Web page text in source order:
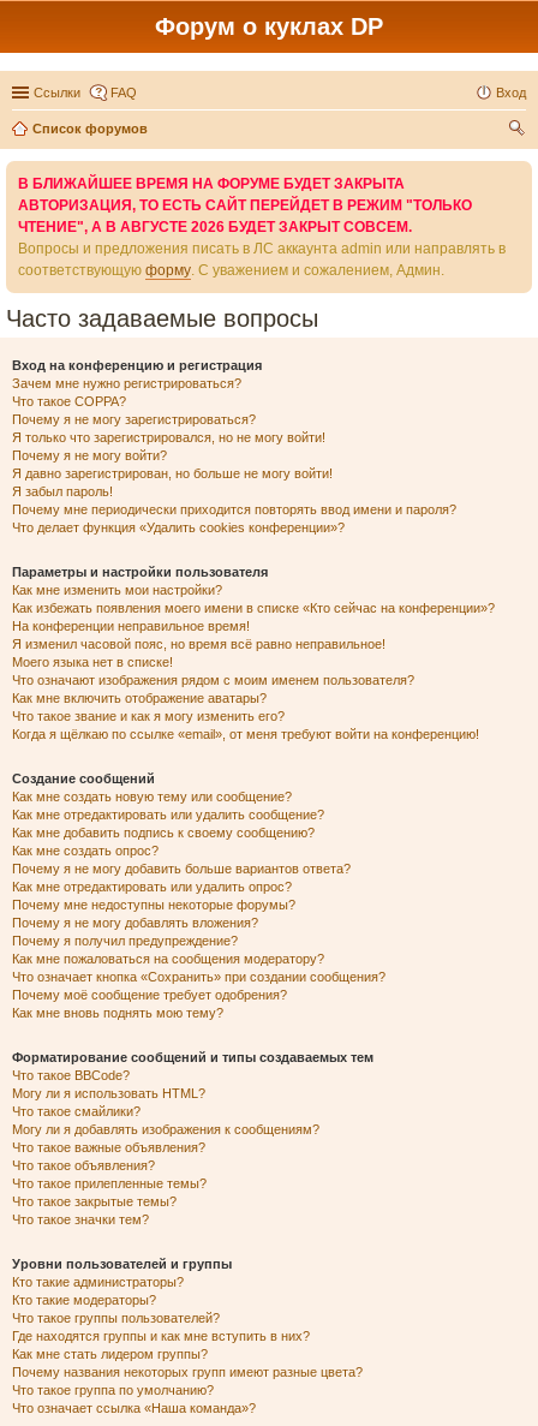
Форум о куклах DP
Ссылки FAQ Вход
Список форумов
В БЛИЖАЙШЕЕ ВРЕМЯ НА ФОРУМЕ БУДЕТ ЗАКРЫТА
АВТОРИЗАЦИЯ, ТО ЕСТЬ САЙТ ПЕРЕЙДЕТ В РЕЖИМ "ТОЛЬКО
ЧТЕНИЕ", А В АВГУСТЕ 2026 БУДЕТ ЗАКРЫТ СОВСЕМ.
Вопросы и предложения писать в ЛС аккаунта admin или направлять в
соответствующую форму. С уважением и сожалением, Админ.
Часто задаваемые вопросы
Вход на конференцию и регистрация
Зачем мне нужно регистрироваться?
Что такое COPPA?
Почему я не могу зарегистрироваться?
Я только что зарегистрировался, но не могу войти!
Почему я не могу войти?
Я давно зарегистрирован, но больше не могу войти!
Я забыл пароль!
Почему мне периодически приходится повторять ввод имени и пароля?
Что делает функция «Удалить cookies конференции»?
Параметры и настройки пользователя
Как мне изменить мои настройки?
Как избежать появления моего имени в списке «Кто сейчас на конференции»?
На конференции неправильное время!
Я изменил часовой пояс, но время всё равно неправильное!
Моего языка нет в списке!
Что означают изображения рядом с моим именем пользователя?
Как мне включить отображение аватары?
Что такое звание и как я могу изменить его?
Когда я щёлкаю по ссылке «email», от меня требуют войти на конференцию!
Создание сообщений
Как мне создать новую тему или сообщение?
Как мне отредактировать или удалить сообщение?
Как мне добавить подпись к своему сообщению?
Как мне создать опрос?
Почему я не могу добавить больше вариантов ответа?
Как мне отредактировать или удалить опрос?
Почему мне недоступны некоторые форумы?
Почему я не могу добавлять вложения?
Почему я получил предупреждение?
Как мне пожаловаться на сообщения модератору?
Что означает кнопка «Сохранить» при создании сообщения?
Почему моё сообщение требует одобрения?
Как мне вновь поднять мою тему?
Форматирование сообщений и типы создаваемых тем
Что такое BBCode?
Могу ли я использовать HTML?
Что такое смайлики?
Могу ли я добавлять изображения к сообщениям?
Что такое важные объявления?
Что такое объявления?
Что такое прилепленные темы?
Что такое закрытые темы?
Что такое значки тем?
Уровни пользователей и группы
Кто такие администраторы?
Кто такие модераторы?
Что такое группы пользователей?
Где находятся группы и как мне вступить в них?
Как мне стать лидером группы?
Почему названия некоторых групп имеют разные цвета?
Что такое группа по умолчанию?
Что означает ссылка «Наша команда»?